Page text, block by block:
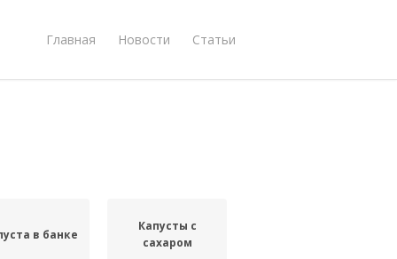
Главная Новости Статьи
в банке
Капусты с
сахаром